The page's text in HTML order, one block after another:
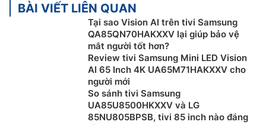
BÀI VIẾT LIÊN QUAN
Tại sao Vision AI trên tivi Samsung
QA85QN70HAKXXV lại giúp bảo vệ
mắt người tốt hơn?
Review tivi Samsung Mini LED Vision
AI 65 Inch 4K UA65M71HAKXXV cho
người mới
So sánh tivi Samsung
UA85U8500HKXXV và LG
85NU805BPSB, tivi 85 inch nào đáng